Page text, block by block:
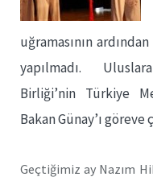
uğramasının
yapılmadı.
Birliği’nin Türkiye
Bakan Günay’ı göreve
Geçtiğimiz ay Nazım